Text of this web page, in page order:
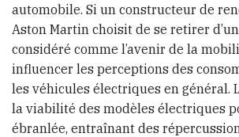
automobile. Si un constructeur de
Aston Martin choisit de se retirer
considéré comme l’avenir de la
influencer les perceptions des
les véhicules électriques en général.
la viabilité des modèles électriques
ébranlée, entraînant des